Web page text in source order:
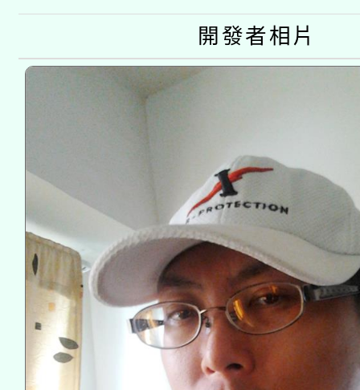
開發者相片